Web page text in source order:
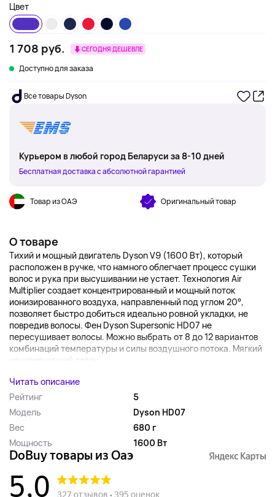
Цвет
1 708 руб. СЕГОДНЯ ДЕШЕВЛЕ
Доступно для заказа
Все товары Dyson
Курьером в любой город Беларуси за 8-10 дней
Бесплатная доставка с абсолютной гарантией
Товар из ОАЭ Оригинальный товар
О товаре
Тихий и мощный двигатель Dyson V9 (1600 Вт), который
расположен в ручке, что намного облегчает процесс сушки
волос и рука при высушивании не устает. Технология Air
Multiplier создает концентрированный и мощный поток
ионизированного воздуха, направленный под углом 20°,
позволяет быстро добиться идеально ровной укладки, не
повредив волосы. Фен Dyson Supersonic HD07 не
пересушивает волосы. Можно выбрать от 8 до 12 вариантов
комбинаций температуры и силы воздушного потока. Мягкий
ионизирующий поток ...
Читать описание
Рейтинг
5
Модель
Dyson HD07
Вес
680 г
Мощность
1600 Вт